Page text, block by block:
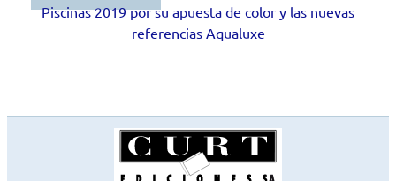
Piscinas 2019 por su apuesta de color y las nuevas
referencias Aqualuxe